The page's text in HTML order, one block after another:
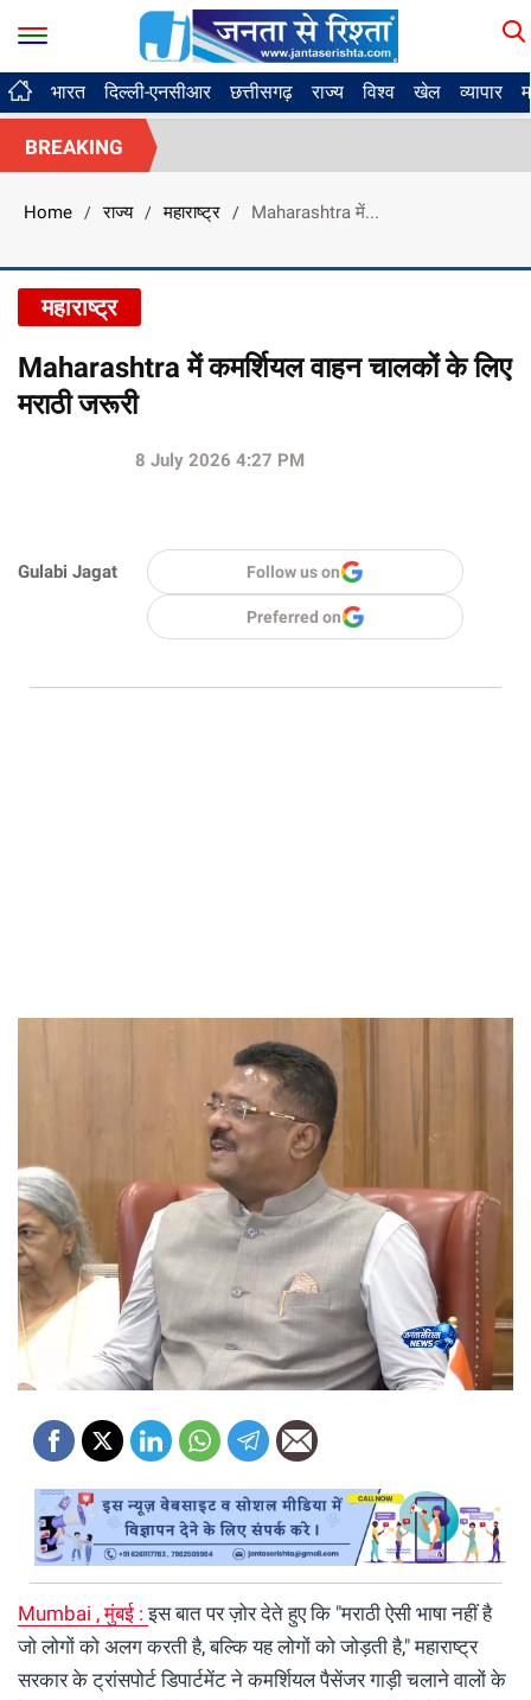
भारत दिल्ली-एनसीआर छत्तीसगढ़ राज्य विश्व खेल व्यापार
BREAKING
Home / राज्य / महाराष्ट्र / Maharashtra में...
महाराष्ट्र
Maharashtra में कमर्शियल वाहन चालकों के लिए
मराठी जरूरी
Gulabi Jagat
8 July 2026 4:27 PM
Follow us on
Preferred on
Mumbai , मुंबई :इस बात पर ज़ोर देते हुए कि "मराठी ऐसी भाषा नहीं है
जो लोगों को अलग करती है, बल्कि यह लोगों को जोड़ती है," महाराष्ट्र
सरकार के ट्रांसपोर्ट डिपार्टमेंट ने कमर्शियल पैसेंजर गाड़ी चलाने वालों के